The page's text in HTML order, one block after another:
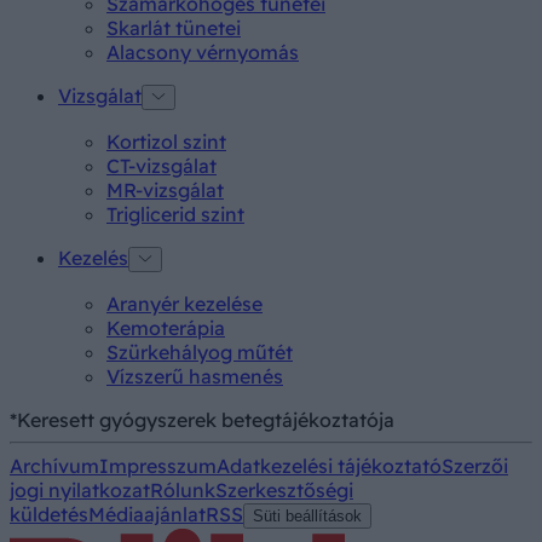
Skarlát tünetei
Alacsony vérnyomás
Vizsgálat
Kortizol szint
CT-vizsgálat
MR-vizsgálat
Triglicerid szint
Kezelés
Aranyér kezelése
Kemoterápia
Szürkehályog műtét
Vízszerű hasmenés
*Keresett gyógyszerek betegtájékoztatója
ArchívumImpresszumAdatkezelési tájékoztatóSzerzői
jogi nyilatkozatRólunkSzerkesztőségi
küldetésMédiaajánlatRSS Süti beállítások